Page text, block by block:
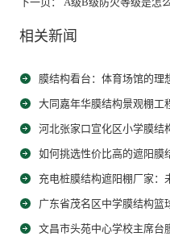
相关新闻
膜结构看台：体育场馆的理
大同嘉年华膜结构景观棚工
河北张家口宣化区小学膜结
如何挑选性价比高的遮阳膜
充电桩膜结构遮阳棚厂家：
广东省茂名区中学膜结构篮
文昌市头苑中心学校主席台